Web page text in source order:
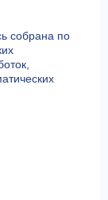
собрана по